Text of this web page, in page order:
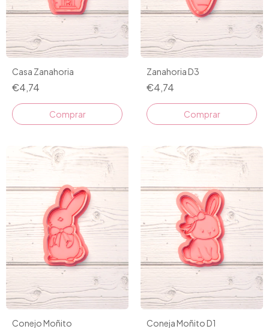
Casa Zanahoria
€4,74
Comprar
Zanahoria D3
€4,74
Comprar
Conejo Moñito Coneja Moñito D1